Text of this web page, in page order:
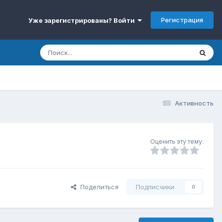
Уже зарегистрированы? Войти Регистрация
Активность
Оценить эту тему:
Поделиться Подписчики 0